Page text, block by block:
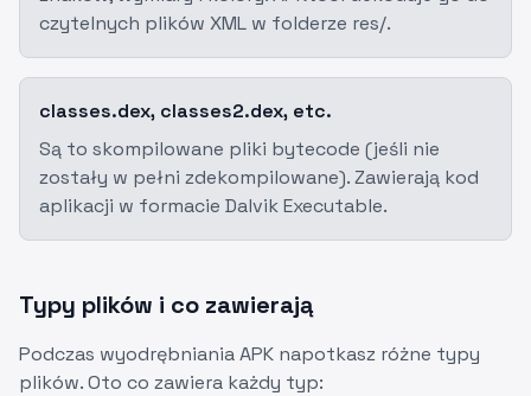
czytelnych plików XML w folderze res/.
classes.dex, classes2.dex, etc.
Są to skompilowane pliki bytecode (jeśli nie
zostały w pełni zdekompilowane). Zawierają kod
aplikacji w formacie Dalvik Executable.
Typy plików i co zawierają
Podczas wyodrębniania APK napotkasz różne typy
plików. Oto co zawiera każdy typ: